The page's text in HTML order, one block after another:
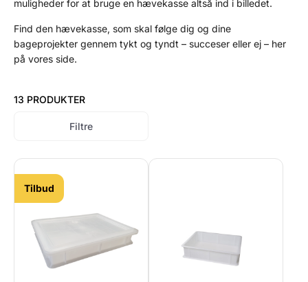
muligheder for at bruge en hævekasse altså ind i billedet.
Find den hævekasse, som skal følge dig og dine
bageprojekter gennem tykt og tyndt – succeser eller ej – her
på vores side.
13 PRODUKTER
Filtre
Tilbud